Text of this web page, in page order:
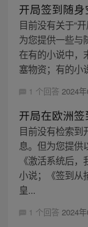
开局签到随身
目前没有关于“
为您提供一些与
在有的小说中，
塞物资；有的小
1 个回答 2024
开局在欧洲
目前没有检索到
息。但为您提供
《激活系统后
小说；《签到从
皇...
1 个回答 2024